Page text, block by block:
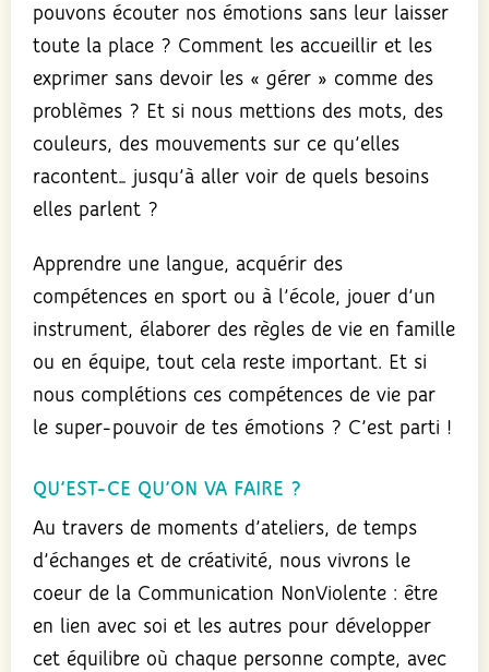
pouvons écouter nos émotions sans leur laisser
toute la place ? Comment les accueillir et les
exprimer sans devoir les « gérer » comme des
problèmes ? Et si nous mettions des mots, des
couleurs, des mouvements sur ce qu’elles
racontent… jusqu’à aller voir de quels besoins
elles parlent ?
Apprendre une langue, acquérir des
compétences en sport ou à l’école, jouer d’un
instrument, élaborer des règles de vie en famille
ou en équipe, tout cela reste important. Et si
nous complétions ces compétences de vie par
le super-pouvoir de tes émotions ? C’est parti !
QU’EST-CE QU’ON VA FAIRE ?
Au travers de moments d’ateliers, de temps
d’échanges et de créativité, nous vivrons le
coeur de la Communication NonViolente : être
en lien avec soi et les autres pour développer
cet équilibre où chaque personne compte, avec